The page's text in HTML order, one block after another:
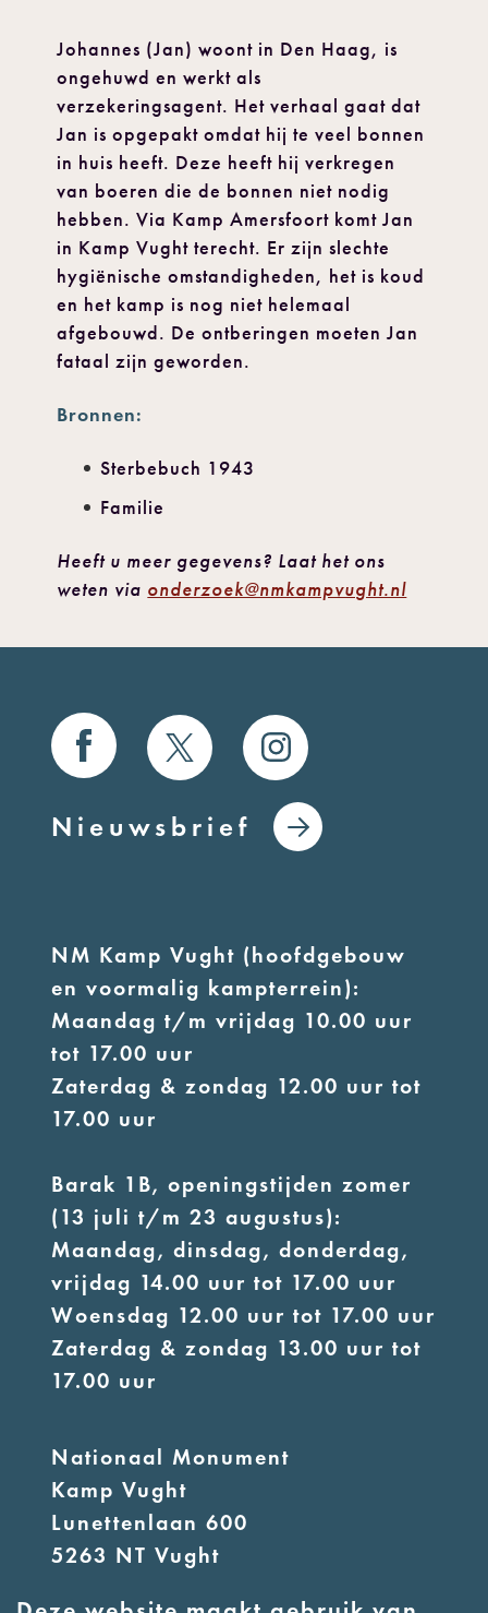
Johannes (Jan) woont in Den Haag, is
ongehuwd en werkt als
verzekeringsagent. Het verhaal gaat dat
Jan is opgepakt omdat hij te veel bonnen
in huis heeft. Deze heeft hij verkregen
van boeren die de bonnen niet nodig
hebben. Via Kamp Amersfoort komt Jan
in Kamp Vught terecht. Er zijn slechte
hygiënische omstandigheden, het is koud
en het kamp is nog niet helemaal
afgebouwd. De ontberingen moeten Jan
fataal zijn geworden.
Bronnen:
Sterbebuch 1943
Familie
Heeft u meer gegevens? Laat het ons
weten via onderzoek@nmkampvught.nl
Nieuwsbrief
NM Kamp Vught (hoofdgebouw
en voormalig kampterrein):
Maandag t/m vrijdag 10.00 uur
tot 17.00 uur
Zaterdag & zondag 12.00 uur tot
17.00 uur
Barak 1B, openingstijden zomer
(13 juli t/m 23 augustus):
Maandag, dinsdag, donderdag,
vrijdag 14.00 uur tot 17.00 uur
Woensdag 12.00 uur tot 17.00 uur
Zaterdag & zondag 13.00 uur tot
17.00 uur
Nationaal Monument
Kamp Vught
Lunettenlaan 600
5263 NT Vught